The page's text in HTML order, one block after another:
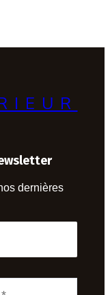
dernières